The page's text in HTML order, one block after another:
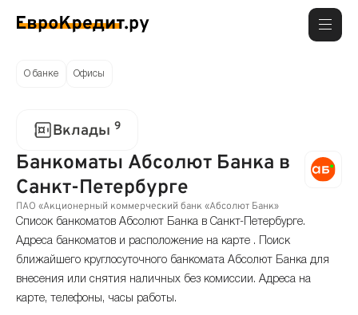
О банке Офисы
Вклады 9
Банкоматы Абсолют Банка в
Санкт-Петербурге
ПАО «Акционерный коммерческий банк «Абсолют Банк»
Список банкоматов Абсолют Банка в Санкт-Петербурге.
Адреса банкоматов и расположение на карте . Поиск
ближайшего круглосуточного банкомата Абсолют Банка для
внесения или снятия наличных без комиссии. Адреса на
карте, телефоны, часы работы.